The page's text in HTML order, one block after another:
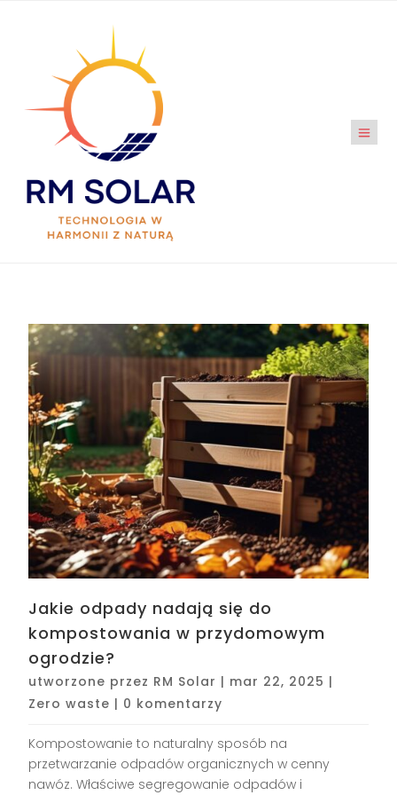
Jakie odpady nadają się do
kompostowania w przydomowym
ogrodzie?
utworzone przez RM Solar | mar 22, 2025 |
Zero waste | 0 komentarzy
Kompostowanie to naturalny sposób na
przetwarzanie odpadów organicznych w cenny
nawóz. Właściwe segregowanie odpadów i